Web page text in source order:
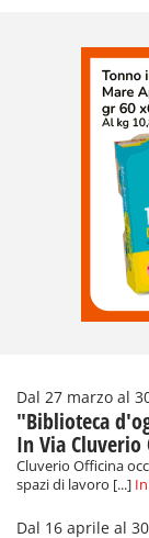
Dal 27 marzo al
"Biblioteca
In Via
Cluverio Officina
spazi di lavoro [...]
Dal 16 aprile al